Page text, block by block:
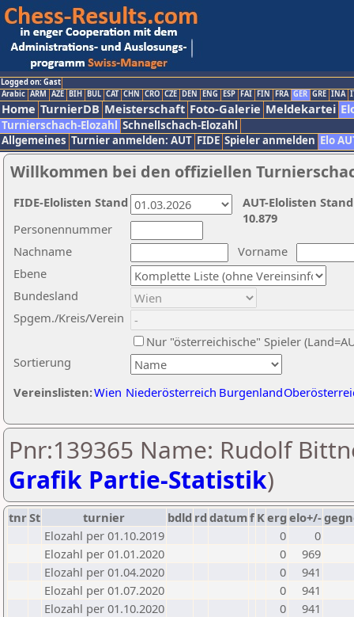
Logged on: Gast
Arabic ARM AZE BIH BUL CAT CHN CRO CZE DEN ENG ESP FAI FIN FRA GER GRE INA
Home TurnierDB Meisterschaft Foto-Galerie Meldekartei
Turnierschach-Elozahl Schnellschach-Elozahl
Allgemeines Turnier anmelden: AUT FIDE Spieler anmelden Elo
Willkommen bei den offiziellen
Nachname
Vorname
Ebene
Sortierung
Personennummer
Bundesland
Spgem./Kreis/Verein
Nur "österreichische" Spieler
Vereinslisten:Wien Niederösterreich Burgenland
AUT-Elolisten
10.879
FIDE-Elolisten Stand
Pnr:139365 Name: Rudolf
Grafik Partie-Statistik)
tnrSt turnier bdld rd datumf Kerg elo+/-
Elozahl per 01.10.2019
0
0
Elozahl per 01.01.2020
0
969
Elozahl per 01.04.2020
0
941
Elozahl per 01.07.2020
0
941
Elozahl per 01.10.2020
0
941